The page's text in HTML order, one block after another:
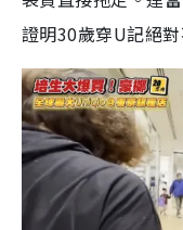
證明30歲穿U記絕